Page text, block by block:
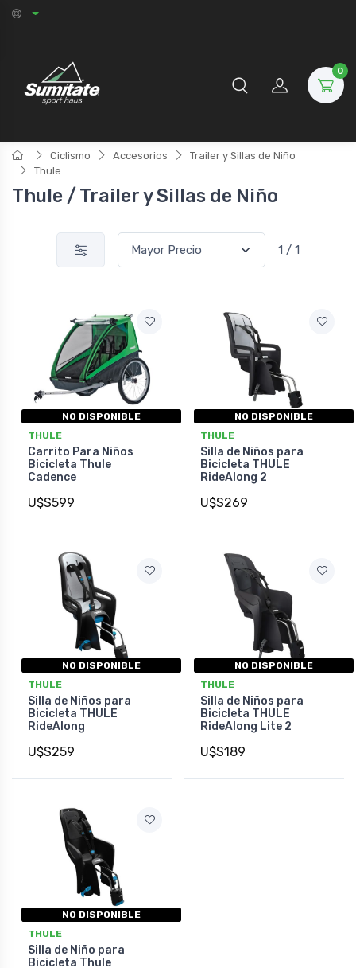
0
Ciclismo Accesorios
Trailer y Sillas de Niño
Thule
Thule / Trailer y Sillas de Niño
1 / 1
NO DISPONIBLE
THULE
Carrito Para Niños
Bicicleta Thule
Cadence
U$S599
NO DISPONIBLE
THULE
Silla de Niños para
Bicicleta THULE
RideAlong 2
U$S269
NO DISPONIBLE
THULE
Silla de Niños para
Bicicleta THULE
RideAlong
U$S259
NO DISPONIBLE
THULE
Silla de Niños para
Bicicleta THULE
RideAlong Lite 2
U$S189
NO DISPONIBLE
THULE
Silla de Niño para
Bicicleta Thule